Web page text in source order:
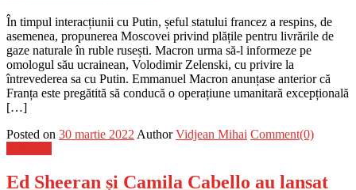
În timpul interacțiunii cu Putin, șeful statului francez a respins, de
asemenea, propunerea Moscovei privind plățile pentru livrările de
gaze naturale în ruble rusești. Macron urma să-l informeze pe
omologul său ucrainean, Volodimir Zelenski, cu privire la
întrevederea sa cu Putin. Emmanuel Macron anunțase anterior că
Franța este pregătită să conducă o operațiune umanitară excepțională
[…]
Posted on 30 martie 2022Author Vidjean Mihai Comment(0)
Ed Sheeran și Camila Cabello au lansat